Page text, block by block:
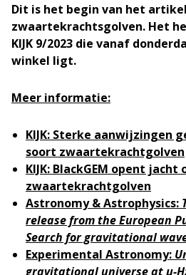
Dit is het begin van het
zwaartekrachtsgolven. Het
KIJK 9/2023 die vanaf
winkel ligt.
Meer informatie:
KIJK: Sterke aanwijzingen
soort zwaartekrachtgolven
KIJK: BlackGEM opent jacht
zwaartekrachtgolven
Astronomy & Astrophysics:
release from the European
Search for gravitational
Experimental Astronomy:
gravitational universe at μ-